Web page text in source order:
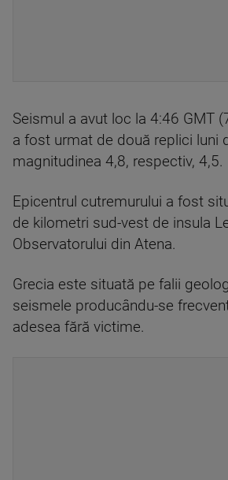
Seismul a avut loc la 4:46 GMT
a fost urmat de două replici luni
magnitudinea 4,8, respectiv, 4,5.
Epicentrul cutremurului a fost
de kilometri sud-vest de insula
Observatorului din Atena.
Grecia este situată pe falii
seismele producându-se
adesea fără victime.